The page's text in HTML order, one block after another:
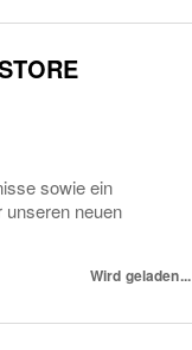
sowie ein
neuen
Wird geladen...